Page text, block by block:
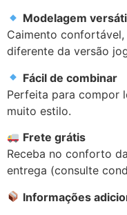
Modelagem
Caimento
diferente da versão
Fácil de combinar
Perfeita para compor
muito estilo.
Frete grátis
Receba no conforto
entrega (consulte
Informações